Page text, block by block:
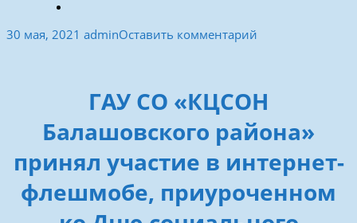
30 мая, 2021 adminОставить комментарий
ГАУ СО «КЦСОН
Балашовского района»
принял участие в интернет-
флешмобе, приуроченном